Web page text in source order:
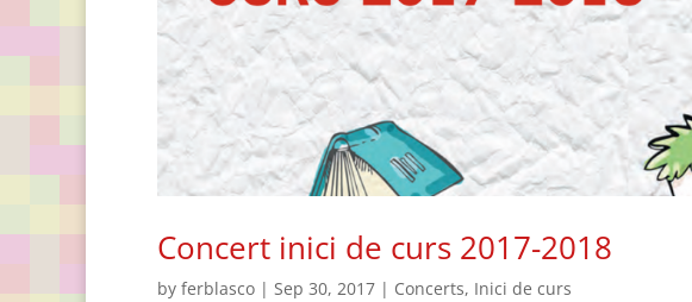
Concert inici de curs 2017-2018
by ferblasco | Sep 30, 2017 | Concerts, Inici de curs